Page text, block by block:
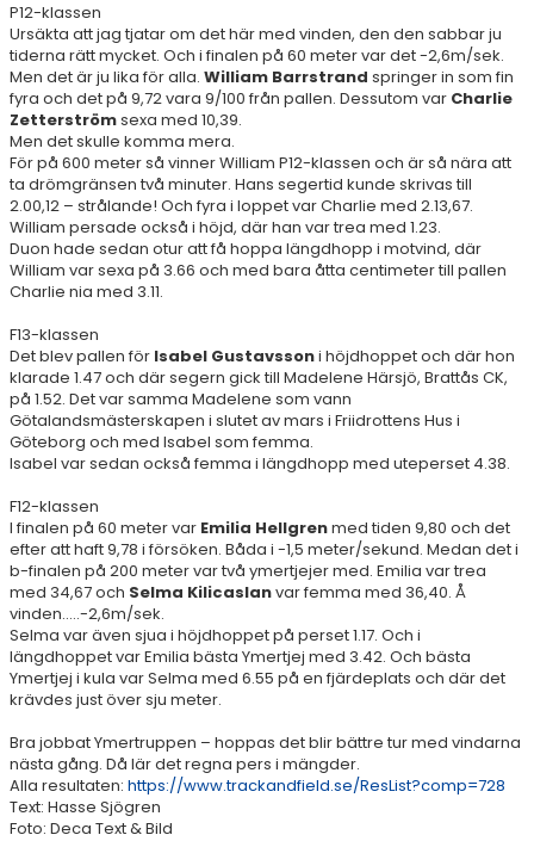
P12-klassen
Ursäkta att jag tjatar om det här med vinden, den den sabbar ju
tiderna rätt mycket. Och i finalen på 60 meter var det -2,6m/sek.
Men det är ju lika för alla. William Barrstrand springer in som fin
fyra och det på 9,72 vara 9/100 från pallen. Dessutom var Charlie
Zetterströmsexa med 10,39.
Men det skulle komma mera.
För på 600 meter så vinner William P12-klassen och är så nära att
ta drömgränsen två minuter. Hans segertid kunde skrivas till
2.00,12 – strålande! Och fyra i loppet var Charlie med 2.13,67.
William persade också i höjd, där han var trea med 1.23.
Duon hade sedan otur att få hoppa längdhopp i motvind, där
William var sexa på 3.66 och med bara åtta centimeter till pallen
Charlie nia med 3.11.
F13-klassen
Det blev pallen för Isabel Gustavssoni höjdhoppet och där hon
klarade 1.47 och där segern gick till Madelene Härsjö, Brattås CK,
på 1.52. Det var samma Madelene som vann
Götalandsmästerskapen i slutet av mars i Friidrottens Hus i
Göteborg och med Isabel som femma.
Isabel var sedan också femma i längdhopp med uteperset 4.38.
F12-klassen
I finalen på 60 meter var Emilia Hellgrenmed tiden 9,80 och det
efter att haft 9,78 i försöken. Båda i -1,5 meter/sekund. Medan det i
b-finalen på 200 meter var två ymertjejer med. Emilia var trea
med 34,67 och Selma Kilicaslanvar femma med 36,40. Å
vinden.....-2,6m/sek.
Selma var även sjua i höjdhoppet på perset 1.17. Och i
längdhoppet var Emilia bästa Ymertjej med 3.42. Och bästa
Ymertjej i kula var Selma med 6.55 på en fjärdeplats och där det
krävdes just över sju meter.
Bra jobbat Ymertruppen – hoppas det blir bättre tur med vindarna
nästa gång. Då lär det regna pers i mängder.
Alla resultaten: https://www.trackandfield.se/ResList?comp=728
Text: Hasse Sjögren
Foto: Deca Text & Bild